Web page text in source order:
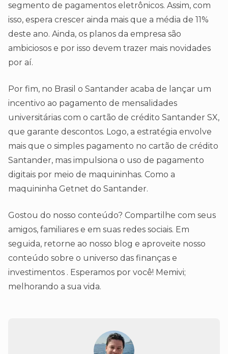
segmento de pagamentos eletrônicos. Assim, com
isso, espera crescer ainda mais que a média de 11%
deste ano. Ainda, os planos da empresa são
ambiciosos e por isso devem trazer mais novidades
por aí.
Por fim, no Brasil o Santander acaba de lançar um
incentivo ao pagamento de mensalidades
universitárias com o cartão de crédito Santander SX,
que garante descontos. Logo, a estratégia envolve
mais que o simples pagamento no cartão de crédito
Santander, mas impulsiona o uso de pagamento
digitais por meio de maquininhas. Como a
maquininha Getnet do Santander.
Gostou do nosso conteúdo? Compartilhe com seus
amigos, familiares e em suas redes sociais. Em
seguida, retorne ao nosso blog e aproveite nosso
conteúdo sobre o universo das finanças e
investimentos . Esperamos por você! Memivi;
melhorando a sua vida.